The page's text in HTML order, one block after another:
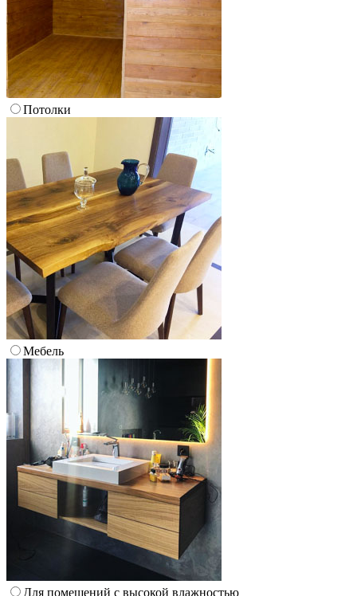
Потолки
Мебель
Для помещений с высокой влажностью